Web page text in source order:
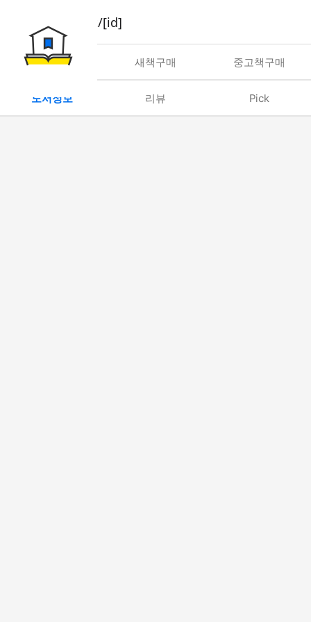
book/rent/[id]
대여 새책구매 중고책구매
도서정보 리뷰 Pick